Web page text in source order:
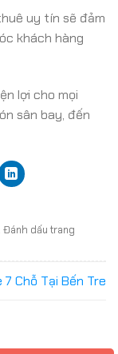
uy tín sẽ đảm
khách hàng
lợi cho mọi
sân bay, đến
. Đánh dấu trang
7 Chỗ Tại Bến Tre